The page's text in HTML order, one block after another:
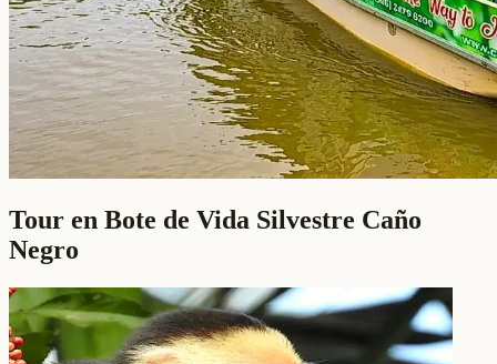
Tour en Bote de Vida Silvestre Caño
Negro